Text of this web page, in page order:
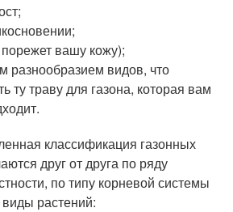
вашу кожу);
разнообразием видов, что
ту траву для газона, которая вам
классификация газонных
друг от друга по ряду
по типу корневой системы
растений: